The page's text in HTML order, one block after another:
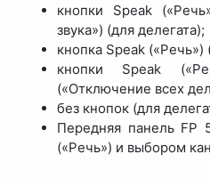
кнопки Speak
звука») (для делегата);
кнопка Speak («Речь»)
кнопки Speak
(«Отключение всех
без кнопок (для
Передняя панель FP
(«Речь») и выбором